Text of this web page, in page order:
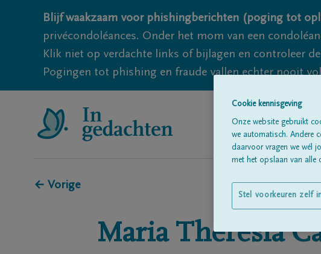
Blijf waakzaam voor phishingberichten (poging tot
privécondoléances. Onder het mom van een
Klik niet op verdachte links of bijlagen en controleer
Pogingen tot phishing en fraude vallen echter nooit
← Vorige
Maria Theresia
Cookie kennisgeving
Onze website gebruikt
we automatisch. Andere
daarvoor vragen we wél
met het opslaan van alle
Stel voorkeuren zelf